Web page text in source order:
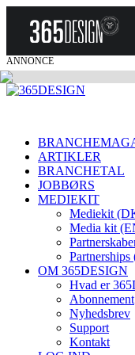
ANNONCE
ARTIKLER
BRANCHETAL
JOBBØRS
MEDIEKIT
Mediekit
Media kit
OM 365DESIGN
Hvad er
Abonnement
Nyhedsbrev
Support
Kontakt